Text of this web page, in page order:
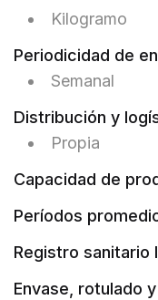
Kilogramo
Periodicidad de
Semanal
Distribución y
Propia
Capacidad de
Períodos
Registro sanitario
Envase, rotulado